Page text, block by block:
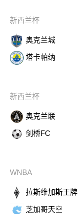
新西兰杯
奥克兰城
塔卡帕纳
新西兰杯
奥克兰联
剑桥FC
WNBA
拉斯维加斯王牌
芝加哥天空